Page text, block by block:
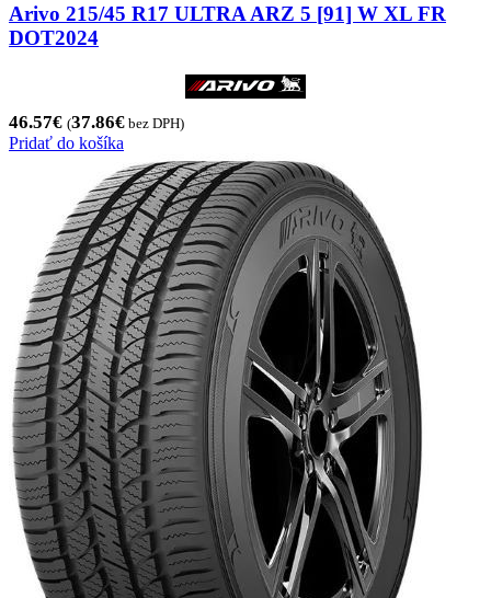
Arivo 215/45 R17 ULTRA ARZ 5 [91] W XL FR
DOT2024
46.57€ (37.86€ bez DPH)
Pridať do košíka